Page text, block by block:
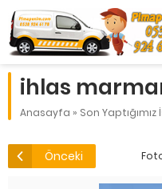
ihlas
Anasayfa » Son Yaptığımız
Önceki